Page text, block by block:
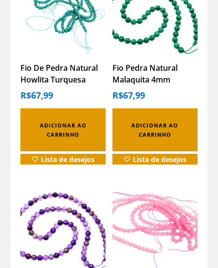
Fio De Pedra Natural
Howlita Turquesa
4mm Facetada Contas
Howlita Turquesa
R$67,99
ADICIONAR AO
CARRINHO
Lista de desejos
Fio Pedra Natural
Malaquita 4mm
Facetada Contas
Malaquita
R$67,99
ADICIONAR AO
CARRINHO
Lista de desejos